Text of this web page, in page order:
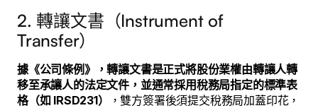
2. 轉讓文書（Instrument of
Transfer）
據《公司條例》，轉讓文書是正式將股份業權由轉讓人轉
移至承讓人的法定文件，並通常採用稅務局指定的標準表
格（如 IRSD231）
，雙方簽署後須提交稅務局加蓋印花，